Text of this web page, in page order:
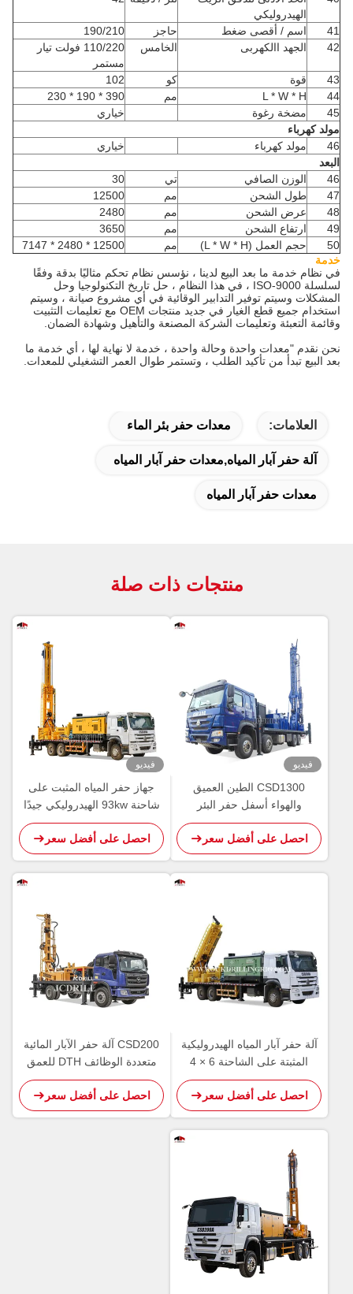
الهيدروليكي
41 اسم / أقصى ضغط حاجز
190/210
42
الجهد االكهربى الخامس
110/220 فولت تيار
مستمر
43
قوة كو
102
44
L * W * H مم
390 * 190 * 230
45
مضخة رغوة
خياري
مولد كهرباء
46
مولد كهرباء
خياري
البعد
46
الوزن الصافي تي
30
47
طول الشحن مم
12500
48
عرض الشحن مم
2480
49
ارتفاع الشحن مم
3650
50
حجم العمل (L * W * H) مم
12500 * 2480 * 7147
خدمة
في نظام خدمة ما بعد البيع لدينا ، نؤسس نظام تحكم مثاليًا بدقة وفقًا
لسلسلة ISO-9000 ، في هذا النظام ، حل تاريخ التكنولوجيا وحل
المشكلات وسيتم توفير التدابير الوقائية في أي مشروع صيانة ، وسيتم
استخدام جميع قطع الغيار في جديد منتجات OEM مع تعليمات التثبيت
وقائمة التعبئة وتعليمات الشركة المصنعة والتأهيل وشهادة الضمان.
نحن نقدم "معدات واحدة وحالة واحدة ، خدمة لا نهاية لها ، أي خدمة ما
بعد البيع تبدأ من تأكيد الطلب ، وتستمر طوال العمر التشغيلي للمعدات.
العلامات: معدات حفر بئر الماء
آلة حفر آبار المياه,معدات حفر آبار المياه
معدات حفر آبار المياه
منتجات ذات صلة
فيديو
CSD1300 الطين العميق
والهواء أسفل حفر البئر
احصل على أفضل سعر
فيديو
جهاز حفر المياه المثبت على
شاحنة 93kw الهيدروليكي جيدًا
للزراعة
احصل على أفضل سعر
آلة حفر آبار المياه الهيدروليكية
المثبتة على الشاحنة 6 × 4
احصل على أفضل سعر
CSD200 آلة حفر الآبار المائية
متعددة الوظائف DTH للعمق
200
احصل على أفضل سعر